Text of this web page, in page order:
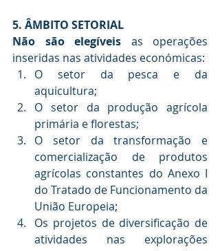
5. ÂMBITO SETORIAL
Não são elegíveis as operações
inseridas nas atividades económicas:
O setor da pesca e da
aquicultura;
O setor da produção agrícola
primária e florestas;
O setor da transformação e
comercialização de produtos
agrícolas constantes do Anexo I
do Tratado de Funcionamento da
União Europeia;
Os projetos de diversificação de
atividades nas explorações